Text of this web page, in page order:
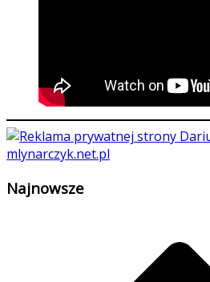
Najnowsze